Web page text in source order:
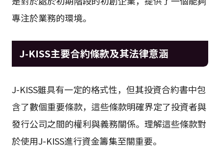
專注於業務的環境。
J-KISS主要合約條款及其法律意涵
J-KISS雖具有一定的格式性，但其投資合約書中包
含了數個重要條款，這些條款明確界定了投資者與
發行公司之間的權利與義務關係。理解這些條款對
於使用J-KISS進行資金籌集至關重要。